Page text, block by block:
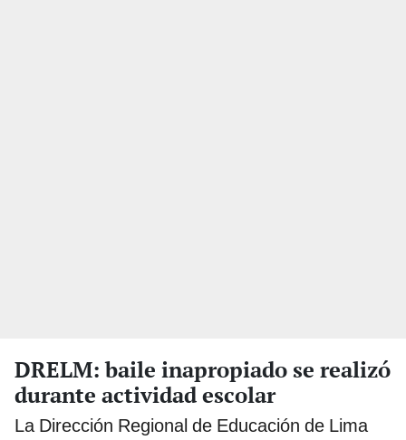
DRELM: baile inapropiado se realizó
durante actividad escolar
La Dirección Regional de Educación de Lima